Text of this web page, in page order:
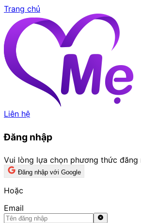
Trang chủ
Liên hệ
Đăng nhập
Vui lòng lựa chọn phương thức đăng
Đăng nhập với Google
Hoặc
Email